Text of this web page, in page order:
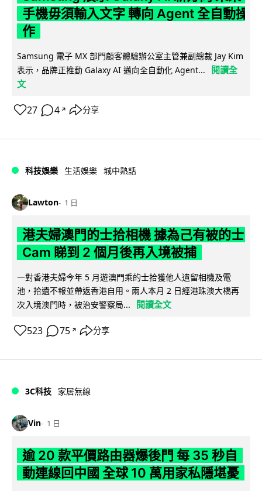
手機毋須輸入文字 轉向 Agent 全自動操
作
Samsung 電子 MX 部門顧客體驗辦公室主管兼副總裁 Jay Kim
表示，品牌正推動 Galaxy AI 邁向全自動化 Agent...
閱讀全
文
27 4 ↗ 分享
科技娛樂 生活娛樂 城中熱話
Lawton 1 日
港夫婦澳門的士拾相機 據為己有被的士
Cam 睇到 2 個月後再入境被捕
一對香港夫婦今年 5 月遊澳門乘的士拾獲他人遺留相機及電
池，拾遺不報並帶返香港自用。兩人本月 2 日經港珠澳大橋再
次入境澳門時，被治安警察局...
閱讀全文
523 75 ↗ 分享
3C科技 家居無線
Vin 1 日
逾 20 款平價路由器爆後門 每 35 秒自
動連線回中國 全球 10 萬用家私隱堪憂